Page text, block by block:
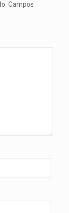
Campos